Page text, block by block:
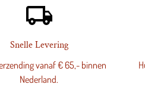
local_shipping
Snelle Levering
vanaf € 65,- binnen
Nederland.